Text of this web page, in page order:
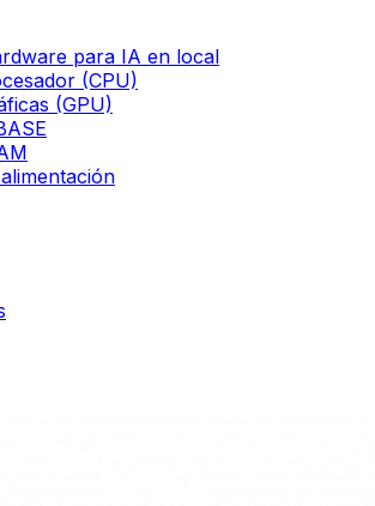
para IA en local
(CPU)
(GPU)